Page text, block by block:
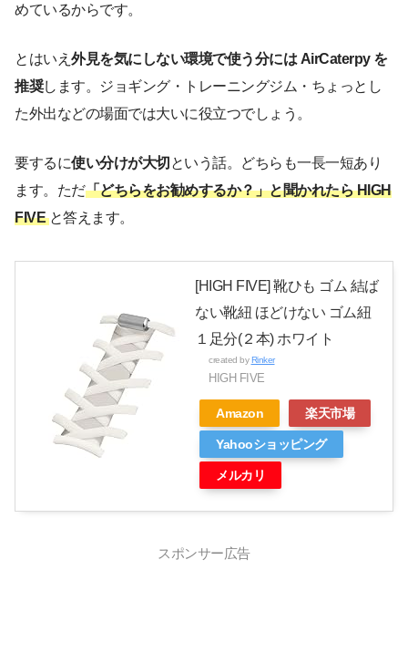
めているからです。
とはいえ 外見を気にしない環境で使う分には AirCaterpy を
推奨します。ジョギング・トレーニングジム・ちょっとし
た外出などの場面では大いに役立つでしょう。
要するに使い分けが大切 という話。どちらも一長一短あり
ます。ただ「どちらをお勧めするか？」と聞かれたら HIGH
FIVEと答えます。
[HIGH FIVE] 靴ひも ゴム 結ば
ない靴紐 ほどけない ゴム紐
１足分(２本) ホワイト
created byRinker
HIGH FIVE
Amazon 楽天市場
Yahooショッピング
メルカリ
スポンサー広告